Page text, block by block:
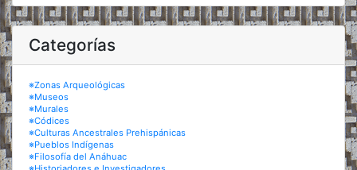
Categorías
※Zonas Arqueológicas
※Museos
※Murales
※Códices
※Culturas Ancestrales Prehispánicas
※Pueblos Indígenas
※Filosofía del Anáhuac